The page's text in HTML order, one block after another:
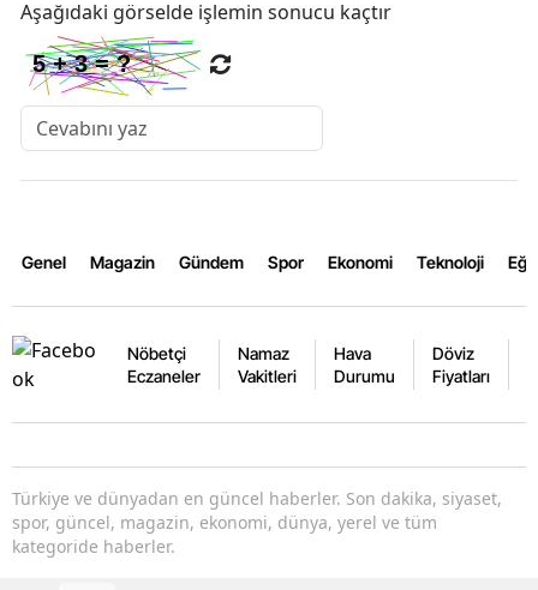
Aşağıdaki görselde işlemin sonucu kaçtır
Genel Magazin Gündem Spor Ekonomi Teknoloji
Nöbetçi
Eczaneler
Namaz
Vakitleri
Hava
Durumu
Döviz
Fiyatları
Türkiye ve dünyadan en güncel haberler. Son dakika, siyaset,
spor, güncel, magazin, ekonomi, dünya, yerel ve tüm
kategoride haberler.